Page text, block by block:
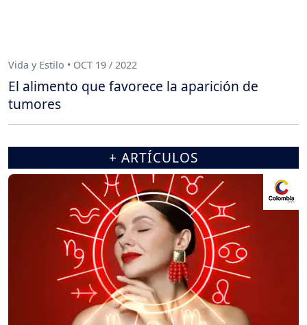
Vida y Estilo • OCT 19 / 2022
El alimento que favorece la aparición de
tumores
+ ARTÍCULOS